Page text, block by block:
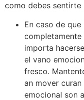
como debes sentirte
En caso de
importa
el vano
fresco.
an mover
emocional son